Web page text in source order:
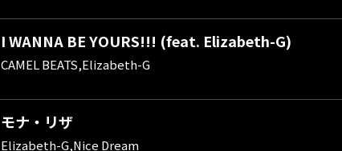
I WANNA BE YOURS!!! (feat. Elizabeth-G)
CAMEL BEATS,Elizabeth-G
モナ・リザ
Elizabeth-G,Nice Dream